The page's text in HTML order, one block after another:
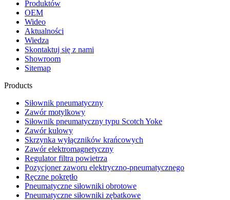
Produktów
OEM
Wideo
Aktualności
Wiedza
Skontaktuj się z nami
Showroom
Sitemap
Products
Siłownik pneumatyczny
Zawór motylkowy
Siłownik pneumatyczny typu Scotch Yoke
Zawór kulowy
Skrzynka wyłączników krańcowych
Zawór elektromagnetyczny
Regulator filtra powietrza
Pozycjoner zaworu elektryczno-pneumatycznego
Ręczne pokrętło
Pneumatyczne siłowniki obrotowe
Pneumatyczne siłowniki zębatkowe